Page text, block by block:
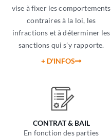
vise à fixer les comportements
contraires à la loi, les
infractions et à déterminer les
sanctions qui s’y rapporte.
+ D'INFOS
CONTRAT & BAIL
En fonction des parties